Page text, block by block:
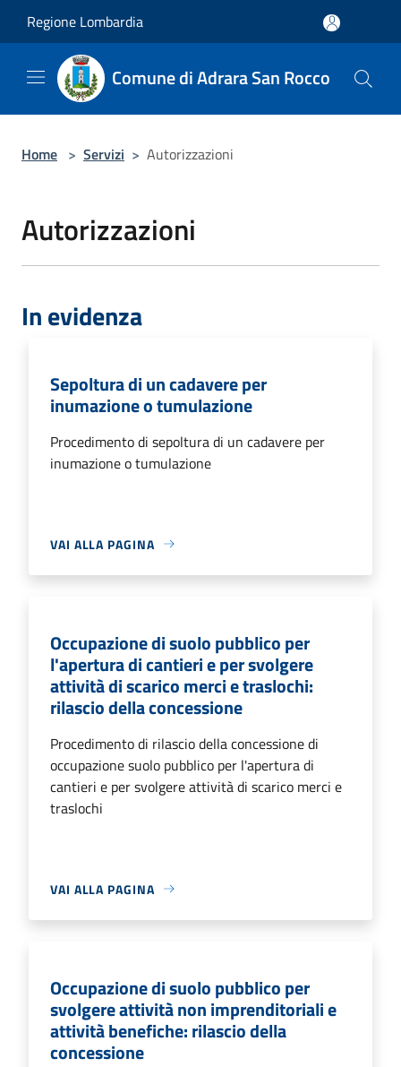
Regione Lombardia
Comune di Adrara San Rocco
Home > Servizi > Autorizzazioni
Autorizzazioni
In evidenza
Sepoltura di un cadavere per
inumazione o tumulazione
Procedimento di sepoltura di un cadavere per
inumazione o tumulazione
VAI ALLA PAGINA
Occupazione di suolo pubblico per
l'apertura di cantieri e per svolgere
attività di scarico merci e traslochi:
rilascio della concessione
Procedimento di rilascio della concessione di
occupazione suolo pubblico per l'apertura di
cantieri e per svolgere attività di scarico merci e
traslochi
VAI ALLA PAGINA
Occupazione di suolo pubblico per
svolgere attività non imprenditoriali e
attività benefiche: rilascio della
concessione